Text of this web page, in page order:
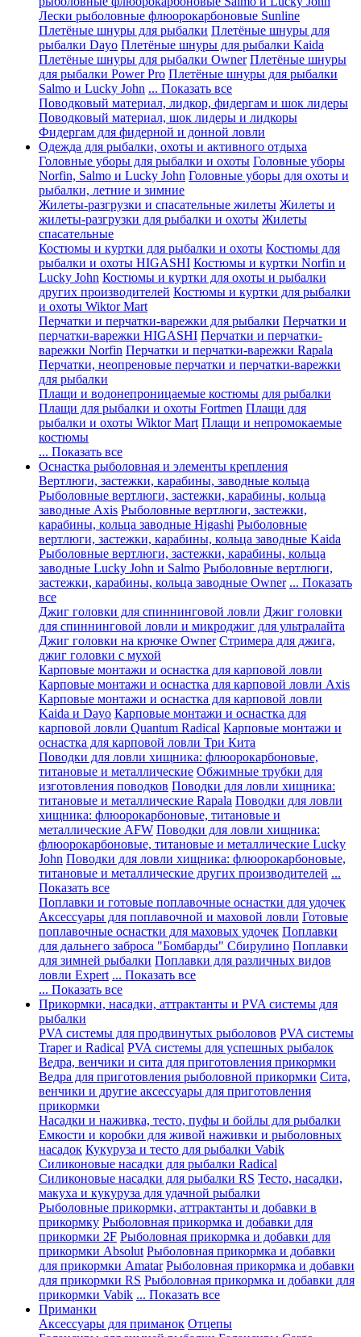
Лески рыболовные флюорокарбоновые Sunline
Плетёные шнуры для рыбалки Плетёные шнуры для
рыбалки Dayo Плетёные шнуры для рыбалки Kaida
Плетёные шнуры для рыбалки Owner Плетёные шнуры
для рыбалки Power Pro Плетёные шнуры для рыбалки
Salmo и Lucky John ... Показать все
Поводковый материал, лидкор, фидергам и шок лидеры
Поводковый материал, шок лидеры и лидкоры
Фидергам для фидерной и донной ловли
Одежда для рыбалки, охоты и активного отдыха
Головные уборы для рыбалки и охоты Головные уборы
Norfin, Salmo и Lucky John Головные уборы для охоты и
рыбалки, летние и зимние
Жилеты-разгрузки и спасательные жилеты Жилеты и
жилеты-разгрузки для рыбалки и охоты Жилеты
спасательные
Костюмы и куртки для рыбалки и охоты Костюмы для
рыбалки и охоты HIGASHI Костюмы и куртки Norfin и
Lucky John Костюмы и куртки для охоты и рыбалки
других производителей Костюмы и куртки для рыбалки
и охоты Wiktor Mart
Перчатки и перчатки-варежки для рыбалки Перчатки и
перчатки-варежки HIGASHI Перчатки и перчатки-
варежки Norfin Перчатки и перчатки-варежки Rapala
Перчатки, неопреновые перчатки и перчатки-варежки
для рыбалки
Плащи и водонепроницаемые костюмы для рыбалки
Плащи для рыбалки и охоты Fortmen Плащи для
рыбалки и охоты Wiktor Mart Плащи и непромокаемые
костюмы
... Показать все
Оснастка рыболовная и элементы крепления
Вертлюги, застежки, карабины, заводные кольца
Рыболовные вертлюги, застежки, карабины, кольца
заводные Axis Рыболовные вертлюги, застежки,
карабины, кольца заводные Higashi Рыболовные
вертлюги, застежки, карабины, кольца заводные Kaida
Рыболовные вертлюги, застежки, карабины, кольца
заводные Lucky John и Salmo Рыболовные вертлюги,
застежки, карабины, кольца заводные Owner ... Показать
все
Джиг головки для спиннинговой ловли Джиг головки
для спиннинговой ловли и микроджиг для ультралайта
Джиг головки на крючке Owner Стримера для джига,
джиг головки с мухой
Карповые монтажи и оснастка для карповой ловли
Карповые монтажи и оснастка для карповой ловли Axis
Карповые монтажи и оснастка для карповой ловли
Kaida и Dayo Карповые монтажи и оснастка для
карповой ловли Quantum Radical Карповые монтажи и
оснастка для карповой ловли Три Кита
Поводки для ловли хищника: флюорокарбоновые,
титановые и металлические Обжимные трубки для
изготовления поводков Поводки для ловли хищника:
титановые и металлические Rapala Поводки для ловли
хищника: флюорокарбоновые, титановые и
металлические AFW Поводки для ловли хищника:
флюорокарбоновые, титановые и металлические Lucky
John Поводки для ловли хищника: флюорокарбоновые,
титановые и металлические других производителей ...
Показать все
Поплавки и готовые поплавочные оснастки для удочек
Аксессуары для поплавочной и маховой ловли Готовые
поплавочные оснастки для маховых удочек Поплавки
для дальнего заброса "Бомбарды" Сбирулино Поплавки
для зимней рыбалки Поплавки для различных видов
ловли Expert ... Показать все
... Показать все
Прикормки, насадки, аттрактанты и PVA системы для
рыбалки
PVA системы для продвинутых рыболовов PVA системы
Traper и Radical PVA системы для успешных рыбалок
Ведра, венчики и сита для приготовления прикормки
Ведра для приготовления рыболовной прикормки Сита,
венчики и другие аксессуары для приготовления
прикормки
Насадки и наживка, тесто, пуфы и бойлы для рыбалки
Емкости и коробки для живой наживки и рыболовных
насадок Кукуруза и тесто для рыбалки Vabik
Силиконовые насадки для рыбалки Radical
Силиконовые насадки для рыбалки RS Тесто, насадки,
макуха и кукуруза для удачной рыбалки
Рыболовные прикормки, аттрактанты и добавки в
прикормку Рыболовная прикормка и добавки для
прикормки 2F Рыболовная прикормка и добавки для
прикормки Absolut Рыболовная прикормка и добавки
для прикормки Amatar Рыболовная прикормка и добавки
для прикормки RS Рыболовная прикормка и добавки для
прикормки Vabik ... Показать все
Приманки
Аксессуары для приманок Отцепы